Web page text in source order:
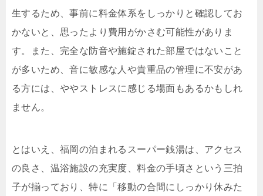
生するため、事前に料金体系をしっかりと確認してお
かないと、思ったより費用がかさむ可能性がありま
す。また、完全な防音や施錠された部屋ではないこと
が多いため、音に敏感な人や貴重品の管理に不安があ
る方には、ややストレスに感じる場面もあるかもしれ
ません。
とはいえ、福岡の泊まれるスーパー銭湯は、アクセス
の良さ、温浴施設の充実度、料金の手頃さという三拍
子が揃っており、特に「移動の合間にしっかり休みた